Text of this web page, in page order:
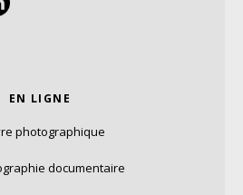
EN LIGNE
photographique
documentaire